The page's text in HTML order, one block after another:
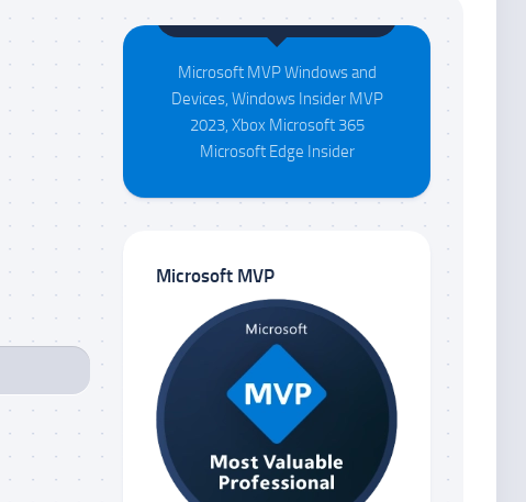
Maison da Silva
Microsoft MVP Windows and
Devices, Windows Insider MVP
2023, Xbox Microsoft 365
Microsoft Edge Insider
Microsoft MVP